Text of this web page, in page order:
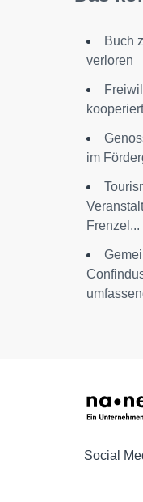
Buch
verloren
im
Frenzel...
Social